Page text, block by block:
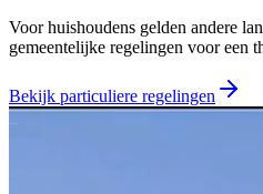
Voor huishoudens gelden andere
gemeentelijke regelingen voor een
Bekijk particuliere regelingen